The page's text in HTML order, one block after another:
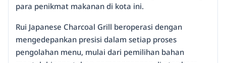
para penikmat makanan di kota ini.
Rui Japanese Charcoal Grill beroperasi dengan
mengedepankan presisi dalam setiap proses
pengolahan menu, mulai dari pemilihan bahan